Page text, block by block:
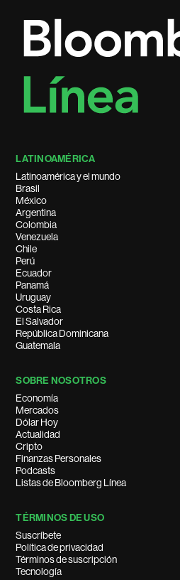
LATINOAMÉRICA
Latinoamérica y el mundo
Brasil
México
Argentina
Colombia
Venezuela
Chile
Perú
Ecuador
Panamá
Uruguay
Costa Rica
El Salvador
República Dominicana
Guatemala
SOBRE NOSOTROS
Economía
Mercados
Dólar Hoy
Actualidad
Cripto
Finanzas Personales
Podcasts
Listas de Bloomberg Línea
TÉRMINOS DE USO
Suscríbete
Política de privacidad
Términos de suscripción
Tecnología